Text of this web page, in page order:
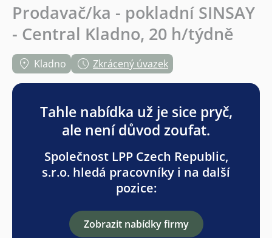
Prodavač/ka - pokladní SINSAY
- Central Kladno, 20 h/týdně
Kladno Zkrácený úvazek
Tahle nabídka už je sice pryč,
ale není důvod zoufat.
Společnost LPP Czech Republic,
s.r.o. hledá pracovníky i na další
pozice:
Zobrazit nabídky firmy